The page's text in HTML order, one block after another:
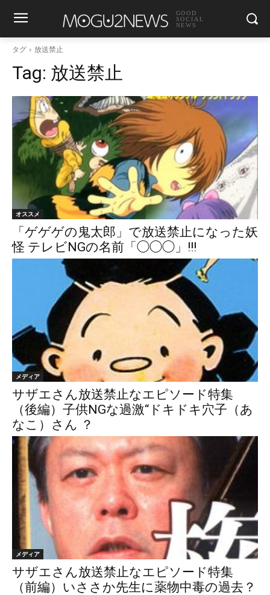
GOOD
SOCIAL
NEWS
タグ 放送禁止
Tag: 放送禁止
オススメ
「ゲゲゲの鬼太郎」で放送禁止になった妖
怪 テレビNGの名前「◯◯◯」!!!
メディア
サザエさん放送禁止なエピソード特集
（後編）子供NGな過激“ドキドキ穴子（あ
なこ）さん ？
メディア
サザエさん放送禁止なエピソード特集
（前編）いささか先生に薬物中毒の過去？